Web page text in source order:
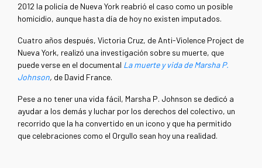
2012 la policía de Nueva York reabrió el caso como un posible
homicidio, aunque hasta día de hoy no existen imputados.
Cuatro años después, Victoria Cruz, de Anti-Violence Project de
Nueva York, realizó una investigación sobre su muerte, que
puede verse en el documental La muerte y vida de Marsha P.
Johnson, de David France.
Pese a no tener una vida fácil, Marsha P. Johnson se dedicó a
ayudar a los demás y luchar por los derechos del colectivo, un
recorrido que la ha convertido en un icono y que ha permitido
que celebraciones como el Orgullo sean hoy una realidad.